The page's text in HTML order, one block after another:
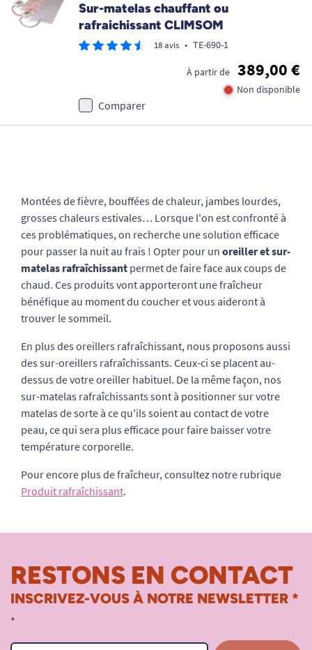
Sur-matelas chauffant ou
rafraichissant CLIMSOM
18 avis • TE-690-1
À partir de 389,00 €
Non disponible
Comparer
Montées de fièvre, bouffées de chaleur, jambes lourdes,
grosses chaleurs estivales… Lorsque l'on est confronté à
ces problématiques, on recherche une solution efficace
pour passer la nuit au frais ! Opter pour un oreiller et sur-
matelas rafraîchissant permet de faire face aux coups de
chaud. Ces produits vont apporteront une fraîcheur
bénéfique au moment du coucher et vous aideront à
trouver le sommeil.
En plus des oreillers rafraîchissant, nous proposons aussi
des sur-oreillers rafraîchissants. Ceux-ci se placent au-
dessus de votre oreiller habituel. De la même façon, nos
sur-matelas rafraîchissants sont à positionner sur votre
matelas de sorte à ce qu'ils soient au contact de votre
peau, ce qui sera plus efficace pour faire baisser votre
température corporelle.
Pour encore plus de fraîcheur, consultez notre rubrique
Produit rafraîchissant.
RESTONS EN CONTACT
INSCRIVEZ-VOUS À NOTRE NEWSLETTER *
*